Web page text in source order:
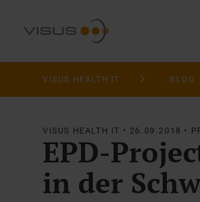
VISUS HEALTH IT BLOG
VISUS HEALTH IT • 26.09.2018 •
EPD-
in der